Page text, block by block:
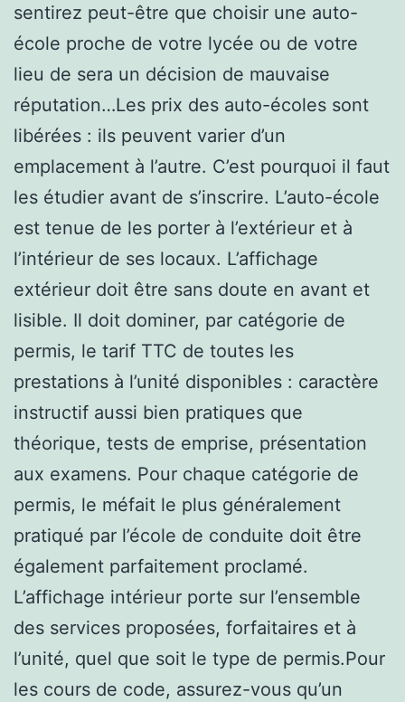
sentirez peut-être que choisir une auto-
école proche de votre lycée ou de votre
lieu de sera un décision de mauvaise
réputation…Les prix des auto-écoles sont
libérées : ils peuvent varier d’un
emplacement à l’autre. C’est pourquoi il faut
les étudier avant de s’inscrire. L’auto-école
est tenue de les porter à l’extérieur et à
l’intérieur de ses locaux. L’affichage
extérieur doit être sans doute en avant et
lisible. Il doit dominer, par catégorie de
permis, le tarif TTC de toutes les
prestations à l’unité disponibles : caractère
instructif aussi bien pratiques que
théorique, tests de emprise, présentation
aux examens. Pour chaque catégorie de
permis, le méfait le plus généralement
pratiqué par l’école de conduite doit être
également parfaitement proclamé.
L’affichage intérieur porte sur l’ensemble
des services proposées, forfaitaires et à
l’unité, quel que soit le type de permis.Pour
les cours de code, assurez-vous qu’un